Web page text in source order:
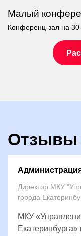
Малый
Конференц-зал на 30
Отзывы
Директор МКУ
города
МКУ